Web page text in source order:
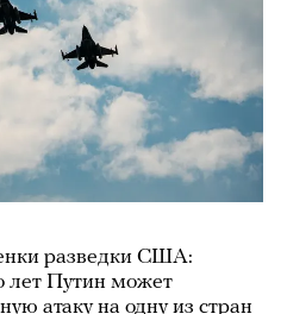
разведки США:
лет Путин может
атаку на одну из стран